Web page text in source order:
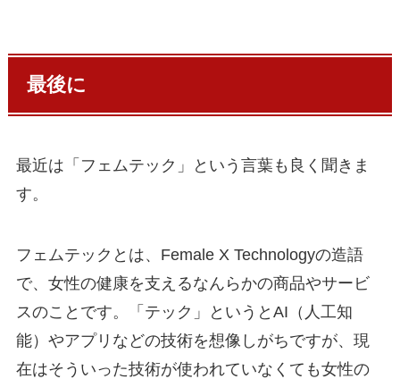
最後に
最近は「フェムテック」という言葉も良く聞きま
す。
フェムテックとは、Female X Technologyの造語
で、女性の健康を支えるなんらかの商品やサービ
スのことです。「テック」というとAI（人工知
能）やアプリなどの技術を想像しがちですが、現
在はそういった技術が使われていなくても女性の